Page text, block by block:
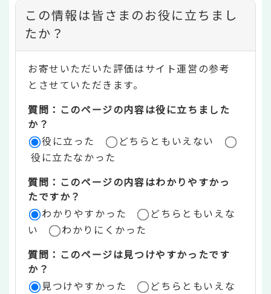
コ
ン
テ
ン
ツ
評
価
リ
ア
この情報は皆さまのお役に立ちまし
たか？
お寄せいただいた評価はサイト運営の参考
とさせていただきます。
質問：このページの内容は役に立ちました
か？
役に立った
どちらともいえない
役に立たなかった
質問：このページの内容はわかりやすかっ
たですか？
わかりやすかった
どちらともいえな
い
わかりにくかった
質問：このページは見つけやすかったです
か？
見つけやすかった
どちらともいえな